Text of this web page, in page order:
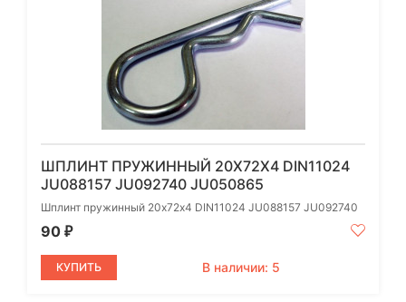
ШПЛИНТ ПРУЖИННЫЙ 20Х72Х4 DIN11024
JU088157 JU092740 JU050865
Шплинт пружинный 20х72х4 DIN11024 JU088157 JU092740
90 ₽
КУПИТЬ В наличии: 5